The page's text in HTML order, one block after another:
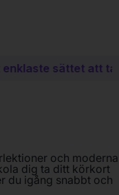
enklaste sättet att ta
och moderna
dig ta ditt körkort
du igång snabbt och